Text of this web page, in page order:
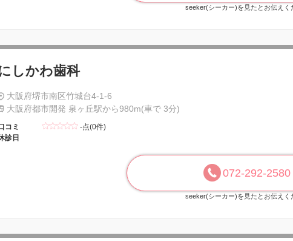
seeker(シーカー)を見たとお伝えく
しかわ歯科
大阪府堺市南区竹城台4-1-6
大阪府都市開発 泉ヶ丘駅から980m(車で 3分)
コミ
-点(0件)
診日
072-292-2580
seeker(シーカー)を見たとお伝えく